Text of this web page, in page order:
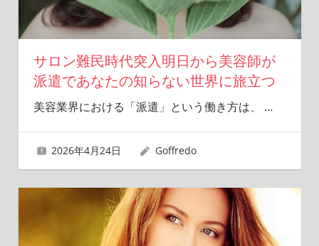
サロン難民時代突入明日から美容師が
派遣であなたの知らない世界に旅立つ
美容業界における「派遣」という働き方は、 …
2026年4月24日 Goffredo